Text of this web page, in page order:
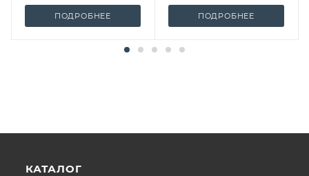
ПОДРОБНЕЕ ПОДРОБНЕЕ
КАТАЛОГ